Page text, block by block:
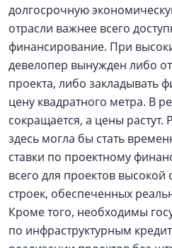
долгосрочную
отрасли важнее всего
финансирование. При
девелопер вынужден либо
проекта, либо закладывать
цену квадратного метра. В
сокращается, а цены растут.
здесь могла бы стать
ставки по проектному
всего для проектов высокой
строек, обеспеченных
Кроме того, необходимы
по инфраструктурным